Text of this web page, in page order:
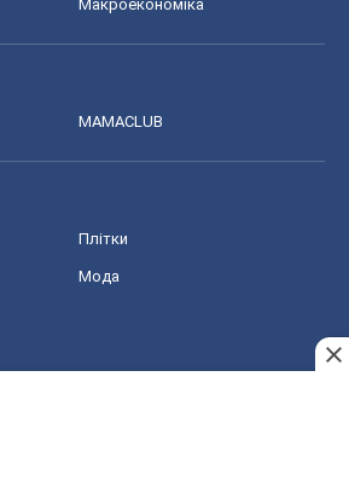
Макроекономіка
MAMACLUB
Плітки
Мода